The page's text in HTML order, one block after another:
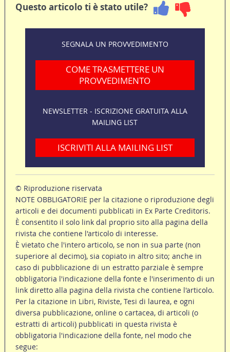
Questo articolo ti è stato utile?
SEGNALA UN PROVVEDIMENTO
COME TRASMETTERE UN
PROVVEDIMENTO
NEWSLETTER - ISCRIZIONE GRATUITA ALLA
MAILING LIST
ISCRIVITI ALLA MAILING LIST
© Riproduzione riservata
NOTE OBBLIGATORIE per la citazione o riproduzione degli
articoli e dei documenti pubblicati in Ex Parte Creditoris.
È consentito il solo link dal proprio sito alla pagina della
rivista che contiene l'articolo di interesse.
È vietato che l'intero articolo, se non in sua parte (non
superiore al decimo), sia copiato in altro sito; anche in
caso di pubblicazione di un estratto parziale è sempre
obbligatoria l'indicazione della fonte e l'inserimento di un
link diretto alla pagina della rivista che contiene l'articolo.
Per la citazione in Libri, Riviste, Tesi di laurea, e ogni
diversa pubblicazione, online o cartacea, di articoli (o
estratti di articoli) pubblicati in questa rivista è
obbligatoria l'indicazione della fonte, nel modo che
segue: